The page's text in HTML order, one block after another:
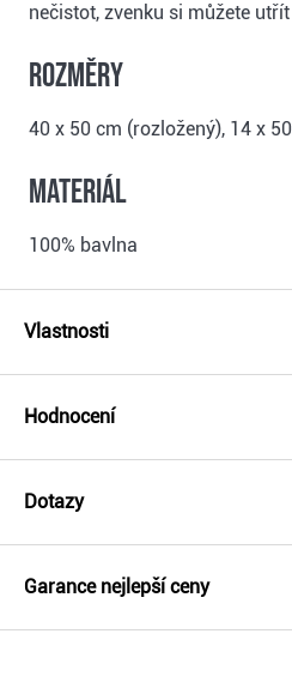
nečistot, zvenku si můžete
Rozměry
40 x 50 cm (rozložený), 14 x
Materiál
100% bavlna
Vlastnosti
Hodnocení
Dotazy
Garance nejlepší ceny